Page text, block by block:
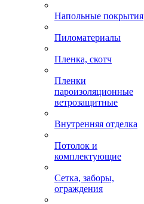
Напольные покрытия
Пиломатериалы
Пленка, скотч
Пленки
пароизоляционные
ветрозащитные
Внутренняя отделка
Потолок и
комплектующие
Сетка, заборы,
ограждения